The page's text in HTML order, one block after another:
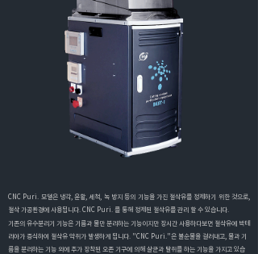
CNC Puri. 모델은 냉각, 윤활, 세척, 녹 방지 등의 기능을 가진 절삭유를 정제하기 위한 것으로,
절삭 가공환경에 사용됩니다. CNC Puri. 를 통해 정제된 절삭유를 관리 할 수 있습니다.
기존의 유수분리기 기능은 기름과 물만 분리하는 기능이지만 장시간 사용하다보면 절삭유에 박테
리아가 증식하여 절삭유 악취가 발생하게 됩니다. "CNC Puri."은 불순물을 걸러내고, 물과 기
름을 분리하는 기능 외에 추가 장착된 오존 기구에 의해 살균과 탈취를 하는 기능을 가지고 있습